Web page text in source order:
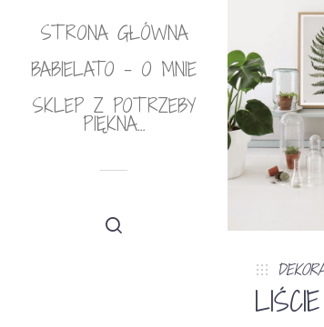
STRONA GŁÓWNA
BABIELATO – O MNIE
SKLEP Z POTRZEBY
PIĘKNA…
LIŚCIE